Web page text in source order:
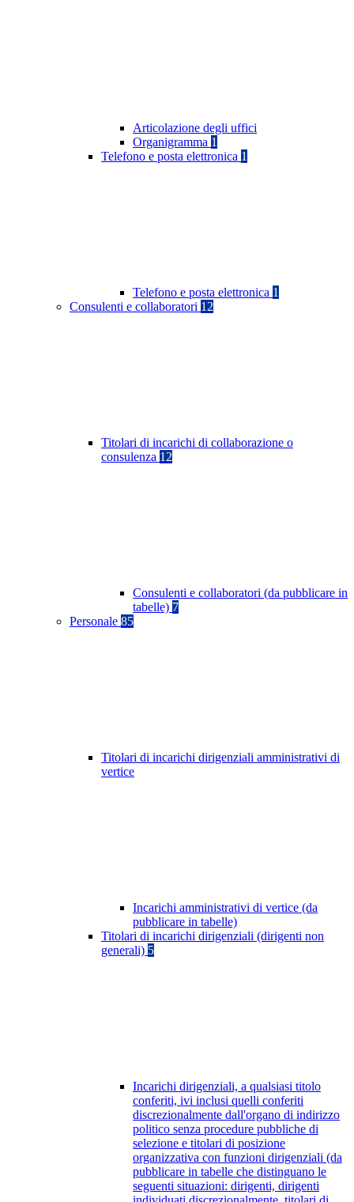
Articolazione degli uffici
Organigramma 1
Telefono e posta elettronica 1
Telefono e posta elettronica 1
Consulenti e collaboratori 12
Titolari di incarichi di collaborazione o
consulenza 12
Consulenti e collaboratori (da pubblicare in
tabelle) 7
Personale 85
Titolari di incarichi dirigenziali amministrativi di
vertice
Incarichi amministrativi di vertice (da
pubblicare in tabelle)
Titolari di incarichi dirigenziali (dirigenti non
generali) 5
Incarichi dirigenziali, a qualsiasi titolo
conferiti, ivi inclusi quelli conferiti
discrezionalmente dall'organo di indirizzo
politico senza procedure pubbliche di
selezione e titolari di posizione
organizzativa con funzioni dirigenziali (da
pubblicare in tabelle che distinguano le
seguenti situazioni: dirigenti, dirigenti